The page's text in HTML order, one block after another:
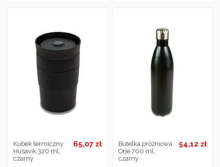
Kubek termiczny
Husavik 320 ml,
czarny
65,07 zł
Butelka próżniowa
Orje 700 ml,
czarny
54,12 zł